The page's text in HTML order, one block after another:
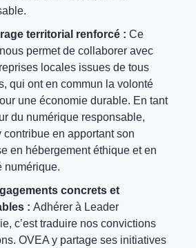
territorial renforcé : Ce
permet de collaborer avec
locales issues de tous
qui ont en commun la volonté
une économie durable. En tant
du numérique responsable,
contribue en apportant son
en hébergement éthique et en
numérique.
concrets et
: Adhérer à Leader
c’est traduire nos convictions
OVEA y partage ses initiatives